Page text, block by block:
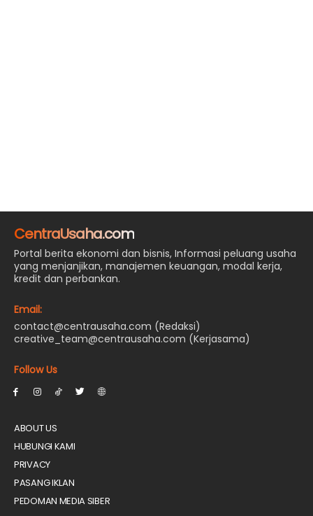
CentraUsaha.com
Portal berita ekonomi dan bisnis, Informasi peluang usaha
yang menjanjikan, manajemen keuangan, modal kerja,
kredit dan perbankan.
Email:
contact@centrausaha.com (Redaksi)
creative_team@centrausaha.com (Kerjasama)
Follow Us
ABOUT US
HUBUNGI KAMI
PRIVACY
PASANG IKLAN
PEDOMAN MEDIA SIBER